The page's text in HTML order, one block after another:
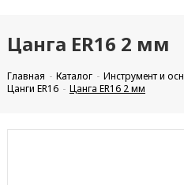
Цанга ER16 2 мм
Главная Каталог Инструмент и
Цанги ER16
Цанга ER16 2 мм